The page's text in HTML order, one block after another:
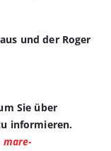
und der Roger
Sie über
informieren.